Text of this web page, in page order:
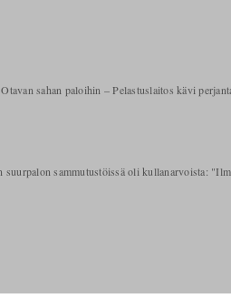
sahan paloihin – Pelastuslaitos kävi
sammutustöissä oli kullanarvoista: